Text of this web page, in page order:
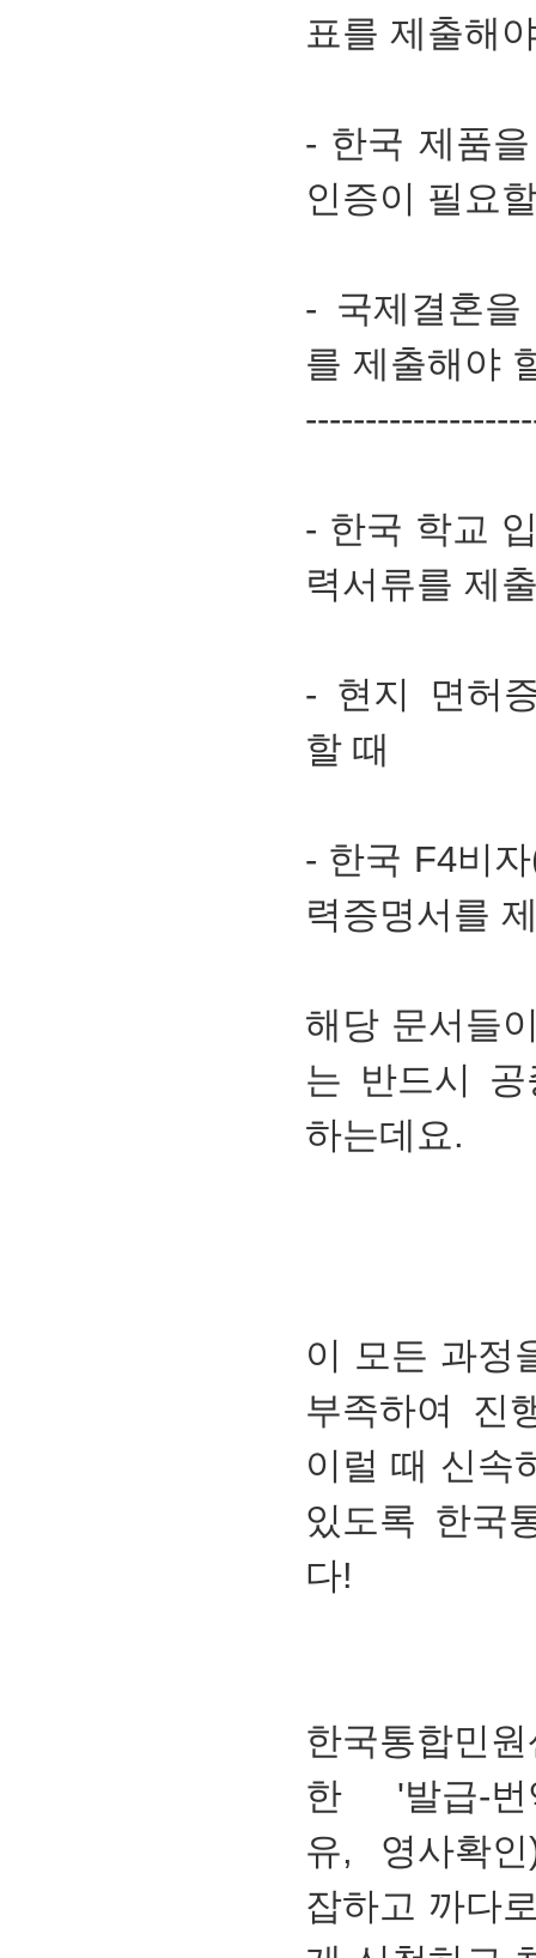
표를 제출해
- 한국 제품
인증이 필요
- 국제결혼
를 제출해야
- 한국 학교
력서류를 제
- 현지 면허
할 때
- 한국 F4비
력증명서를
해당 문서들
는 반드시
하는데요.
이 모든 과정
부족하여 진
이럴 때 신속
있도록 한국
다!
한국통합민
한 '발급-번
유, 영사확인
잡하고 까다